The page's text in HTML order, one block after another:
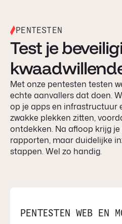
PENTESTEN
Test je
Met onze pentesten testen
echte aanvallers dat doen.
op je apps en infrastructuur
zwakke plekken zitten,
ontdekken. Na afloop krijg je
rapporten, maar duidelijke
stappen. Wel zo handig.
PENTESTEN WEB EN